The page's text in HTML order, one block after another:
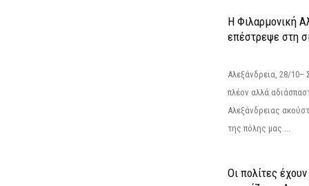
Η Φιλαρμονική
επέστρεψε στη
Αλεξάνδρεια, 28/
πλέον αλλά
Αλεξάνδρειας
της πόλης μας....
Οι πολίτες